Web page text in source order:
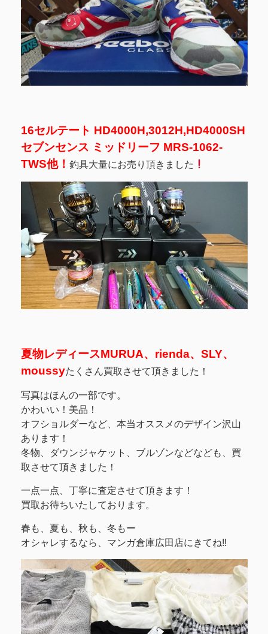
16セルテート HD4000H,3012H,HD4000SH
セブンセンス ミッドリーフ MRS-1062-
TWS他！ 釣具大量にお売り頂きました
夏物レディースMURUA、rienda、SLY、
moussyたくさん買取させて頂きました！
写真はほんの一部です。
かわいい！美品！
オフショルダーなど、本当オススメのデザイン沢山
あります！
冬物、ダウンジャケット、ブルゾンなどなども、買
取させて頂きました！
一点一点、丁寧に査定させて頂きます！
買取お待ちいたしております。
春も、夏も、秋も、冬もー
オシャレするなら、マンガ倉庫広田店にきてね‼